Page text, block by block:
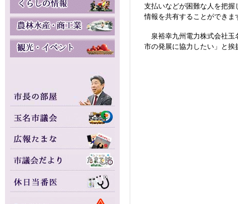
支払いなどが困難な人を把
情報を共有することができま
泉裕幸九州電力株式会社玉
市の発展に協力したい」と挨